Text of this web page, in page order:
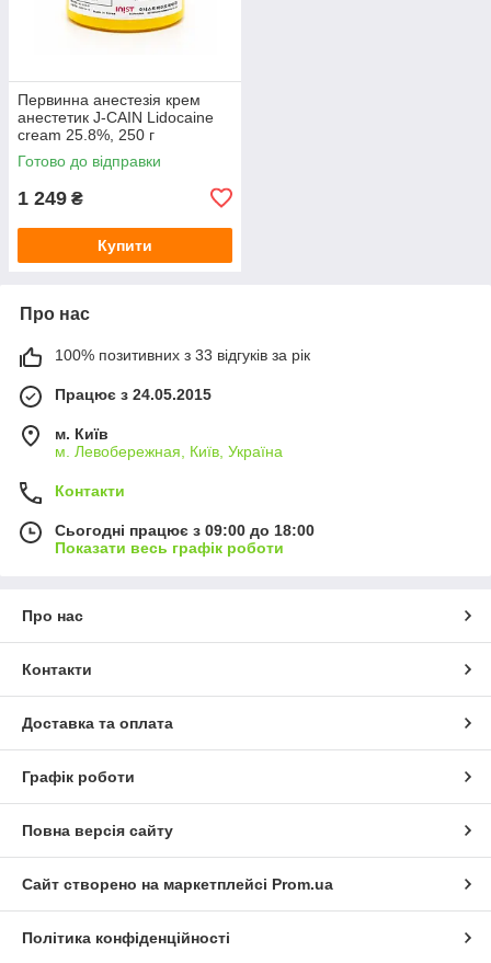
Первинна анестезія крем
анестетик J-CAIN Lidocaine
cream 25.8%, 250 г
Готово до відправки
1 249 ₴
Купити
Про нас
100% позитивних з 33 відгуків за рік
Працює з 24.05.2015
м. Київ
м. Левобережная, Київ, Україна
Контакти
Сьогодні працює з 09:00 до 18:00
Показати весь графік роботи
Про нас
Контакти
Доставка та оплата
Графік роботи
Повна версія сайту
Сайт створено на маркетплейсі Prom.ua
Політика конфіденційності